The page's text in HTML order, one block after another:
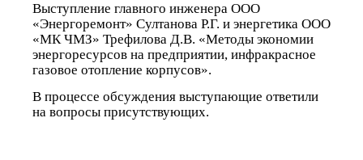
Выступление главного инженера ООО
«Энергоремонт» Султанова Р.Г. и энергетика ООО
«МК ЧМЗ» Трефилова Д.В. «Методы экономии
энергоресурсов на предприятии, инфракрасное
газовое отопление корпусов».
В процессе обсуждения выступающие ответили
на вопросы присутствующих.